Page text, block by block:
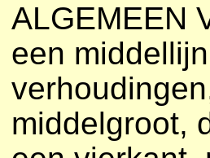
ALGEMEEN
een
middelgroot,